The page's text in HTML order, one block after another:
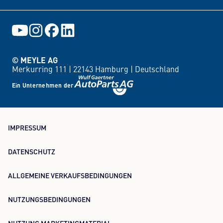
© MEYLE AG
Merkurring 111 | 22143 Hamburg | Deutschland
Ein Unternehmen der
IMPRESSUM
DATENSCHUTZ
ALLGEMEINE VERKAUFSBEDINGUNGEN
NUTZUNGSBEDINGUNGEN